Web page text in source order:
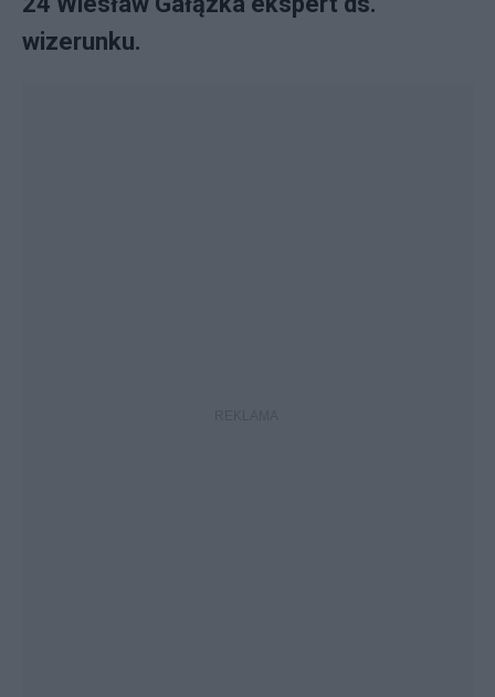
wizerunku.